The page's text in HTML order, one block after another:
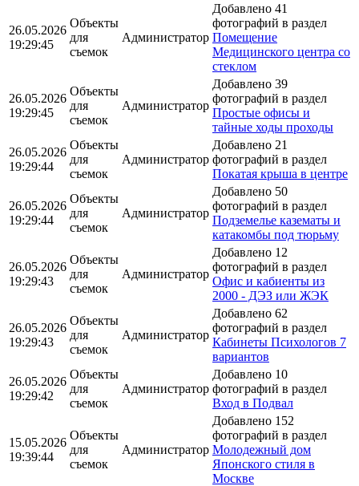
26.05.2026
19:29:45
Объекты
для
съемок
Администратор
Добавлено 41
фотографий в раздел
Помещение
Медицинского центра со
стеклом
26.05.2026
19:29:45
Объекты
для
съемок
Администратор
Добавлено 39
фотографий в раздел
Простые офисы и
тайные ходы проходы
26.05.2026
19:29:44
Объекты
для
съемок
Администратор
Добавлено 21
фотографий в раздел
Покатая крыша в центре
26.05.2026
19:29:44
Объекты
для
съемок
Администратор
Добавлено 50
фотографий в раздел
Подземелье казематы и
катакомбы под тюрьму
26.05.2026
19:29:43
Объекты
для
съемок
Администратор
Добавлено 12
фотографий в раздел
Офис и кабиенты из
2000 - ДЭЗ или ЖЭК
26.05.2026
19:29:43
Объекты
для
съемок
Администратор
Добавлено 62
фотографий в раздел
Кабинеты Психологов 7
вариантов
26.05.2026
19:29:42
Объекты
для
съемок
Администратор
Добавлено 10
фотографий в раздел
Вход в Подвал
15.05.2026
19:39:44
Объекты
для
съемок
Администратор
Добавлено 152
фотографий в раздел
Молодежный дом
Японского стиля в
Москве